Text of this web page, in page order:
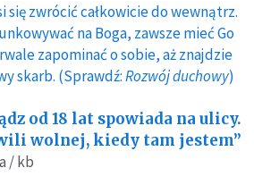
się zwrócić całkowicie do wewnątrz.
na Boga, zawsze mieć Go
zapominać o sobie, aż znajdzie
skarb. (Sprawdź:Rozwój duchowy)
od 18 lat spowiada na ulicy.
wolnej, kiedy tam jestem”
/ kb